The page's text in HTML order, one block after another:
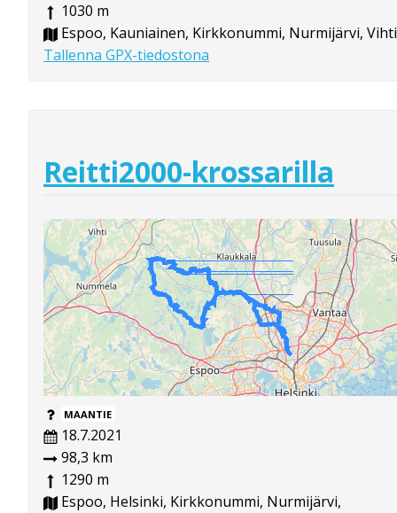
1030 m
Espoo, Kauniainen, Kirkkonummi, Nurmijärvi, Vihti
Tallenna GPX-tiedostona
Reitti2000-krossarilla
MAANTIE
18.7.2021
98,3 km
1290 m
Espoo, Helsinki, Kirkkonummi, Nurmijärvi,